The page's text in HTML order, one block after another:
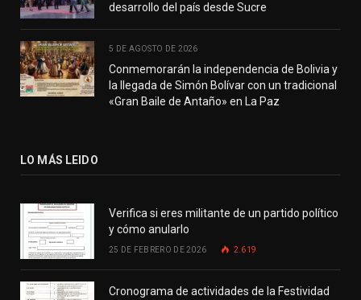
desarrollo del país desde Sucre
5 DE AGOSTO DE 2026
Conmemorarán la independencia de Bolivia y
la llegada de Simón Bolívar con un tradicional
«Gran Baile de Antaño» en La Paz
LO MÁS LEIDO
Verifica si eres militante de un partido político
y cómo anularlo
25 DE FEBRERO DE 2026 2.619
Cronograma de actividades de la Festividad